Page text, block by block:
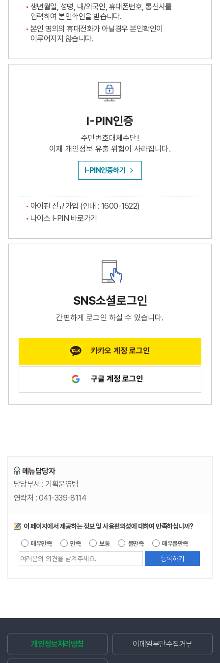
생년월일, 성명, 내/외국인, 휴대폰번호, 통신사를
입력하여 본인확인을 받습니다.
본인 명의의 휴대전화가 아닐경우 본인확인이
이루어지지 않습니다.
I-PIN인증
주민번호대체수단!
이제 개인정보 유출 위험이 사라집니다.
I-PIN인증하기
아이핀 신규가입 (안내 : 1600-1522)
나이스 I-PIN 바로가기
SNS소셜로그인
간편하게 로그인 하실 수 있습니다.
카카오 계정 로그인
구글 계정 로그인
메뉴담당자
담당부서 : 기획운영팀
연락처 : 041-339-8114
만족도조사
이 페이지에서 제공하는 정보 및 사용편의성에 대하여 만족하십니까?
매우만족 만족 보통 불만족 매우불만족
개인정보처리방침 이메일무단수집거부